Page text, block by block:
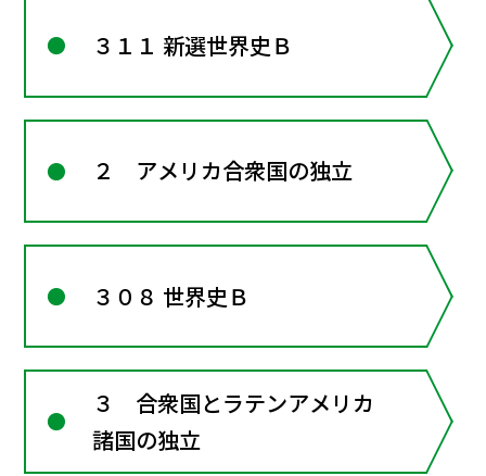
３１１ 新選世界史Ｂ
２ アメリカ合衆国の独立
３０８ 世界史Ｂ
３ 合衆国とラテンアメリカ
諸国の独立